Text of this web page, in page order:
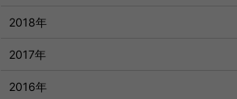
2018年
2017年
2016年